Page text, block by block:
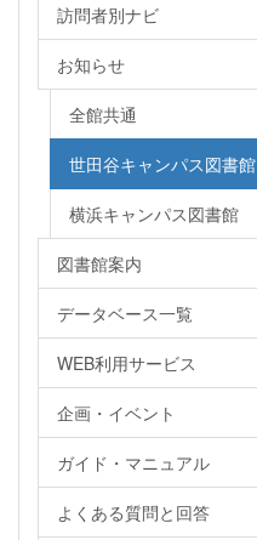
訪問者別ナビ
お知らせ
全館共通
世田谷キャンパス図書館
横浜キャンパス図書館
図書館案内
データベース一覧
WEB利用サービス
企画・イベント
ガイド・マニュアル
よくある質問と回答